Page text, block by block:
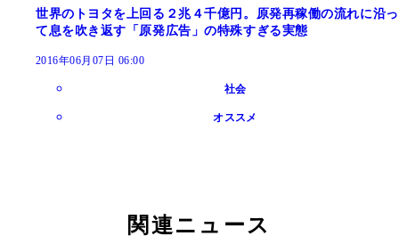
世界のトヨタを上回る２兆４千億円。原発再稼働の流れに沿っ
て息を吹き返す「原発広告」の特殊すぎる実態
2016年06月07日 06:00
社会
オススメ
関連ニュース